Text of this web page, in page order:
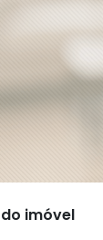
imóvel